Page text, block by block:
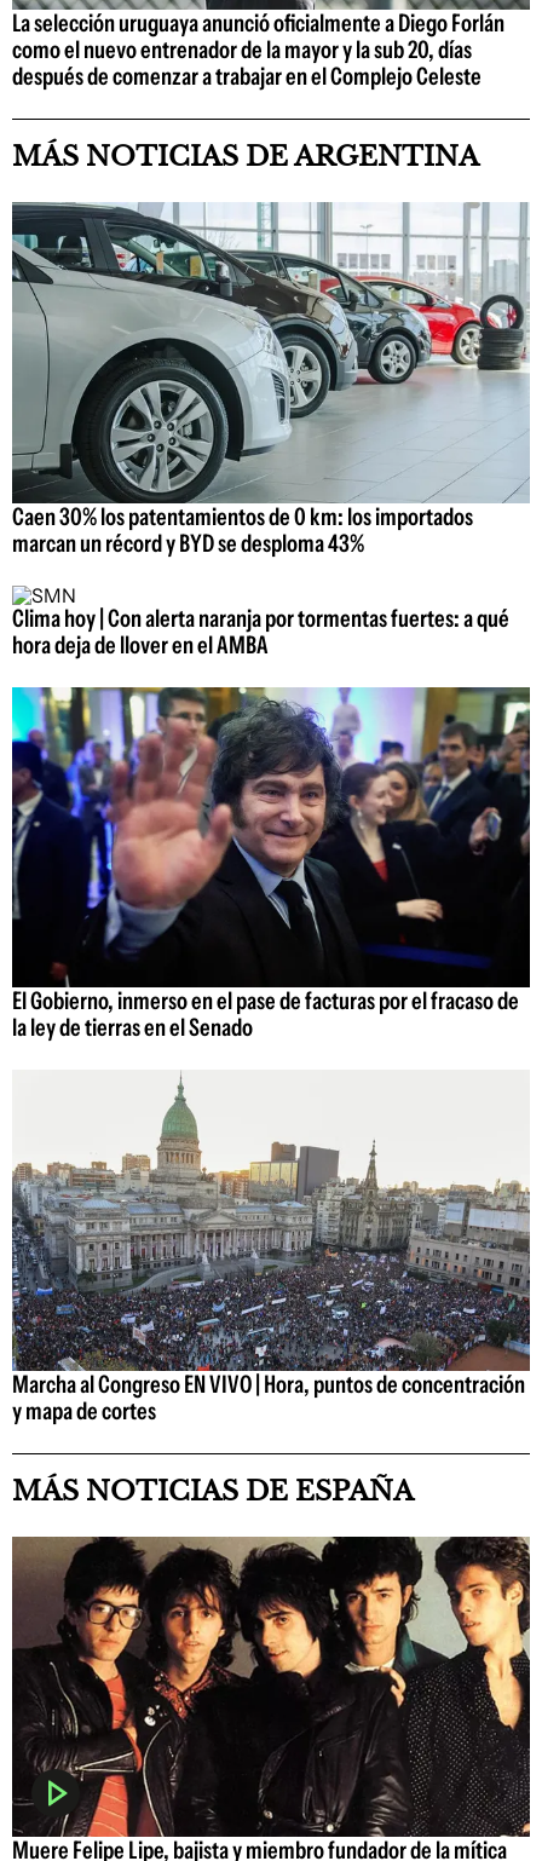
La selección uruguaya anunció oficialmente a Diego Forlán
como el nuevo entrenador de la mayor y la sub 20, días
después de comenzar a trabajar en el Complejo Celeste
MÁS NOTICIAS DE ARGENTINA
Caen 30% los patentamientos de 0 km: los importados
marcan un récord y BYD se desploma 43%
Clima hoy | Con alerta naranja por tormentas fuertes: a qué
hora deja de llover en el AMBA
El Gobierno, inmerso en el pase de facturas por el fracaso de
la ley de tierras en el Senado
Marcha al Congreso EN VIVO | Hora, puntos de concentración
y mapa de cortes
MÁS NOTICIAS DE ESPAÑA
Muere Felipe Lipe, bajista y miembro fundador de la mítica